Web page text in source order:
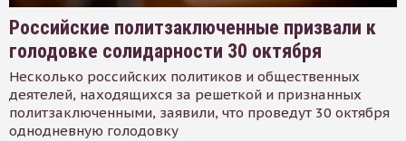
Российские политзаключенные призвали к
голодовке солидарности 30 октября
Несколько российских политиков и общественных
деятелей, находящихся за решеткой и признанных
политзаключенными, заявили, что проведут 30 октября
однодневную голодовку